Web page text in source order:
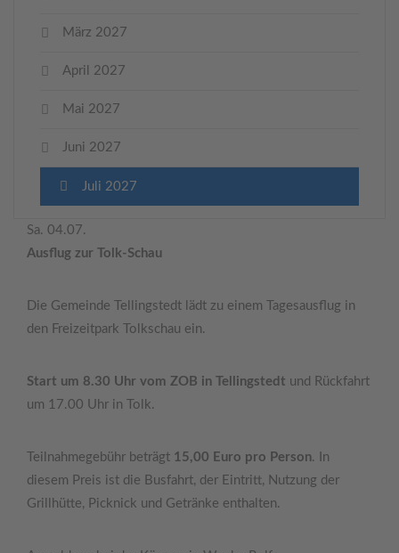
März 2027
April 2027
Mai 2027
Juni 2027
Juli 2027
Sa. 04.07.
Ausflug zur Tolk-Schau
Die Gemeinde Tellingstedt lädt zu einem Tagesausflug in
den Freizeitpark Tolkschau ein.
Start um 8.30 Uhr vom ZOB in Tellingstedt und Rückfahrt
um 17.00 Uhr in Tolk.
Teilnahmegebühr beträgt 15,00 Euro pro Person. In
diesem Preis ist die Busfahrt, der Eintritt, Nutzung der
Grillhütte, Picknick und Getränke enthalten.